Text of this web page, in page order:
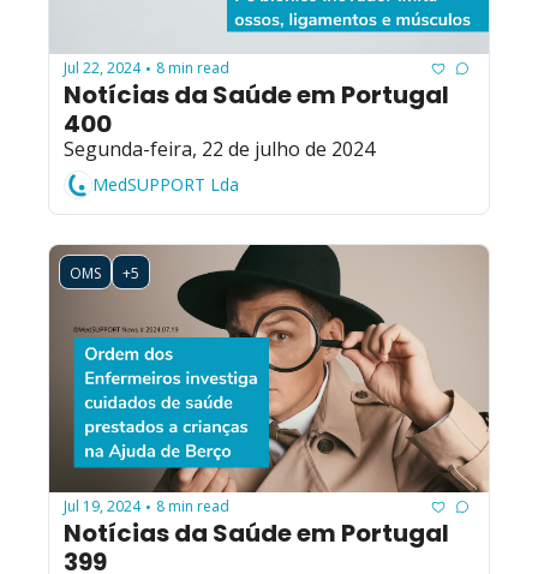
Jul 22, 2024 • 8 min read
Notícias da Saúde em Portugal
400
Segunda-feira, 22 de julho de 2024
MedSUPPORT Lda
OMS +5
Jul 19, 2024 • 8 min read
Notícias da Saúde em Portugal
399